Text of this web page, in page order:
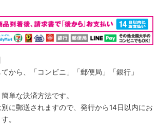
から、「コンビニ」「郵便局」「銀行」
単な決済方法です。
に郵送されますので、発行から14日以内にお
。